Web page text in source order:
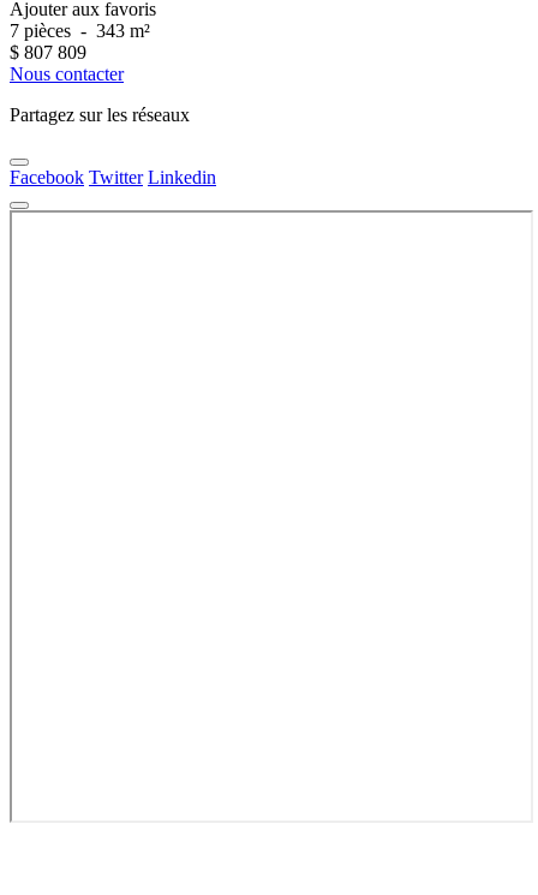
Ajouter aux favoris
7 pièces - 343 m²
$ 807 809
Nous contacter
Partagez sur les réseaux
Facebook Twitter Linkedin